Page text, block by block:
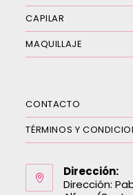
CAPILAR
MAQUILLAJE
CONTACTO
TÉRMINOS Y
Dirección:
Dirección: